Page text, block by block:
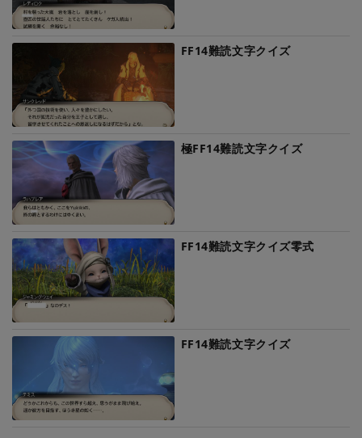
FF14難読文字クイズ
極FF14難読文字クイズ
FF14難読文字クイズ零式
FF14難読文字クイズ